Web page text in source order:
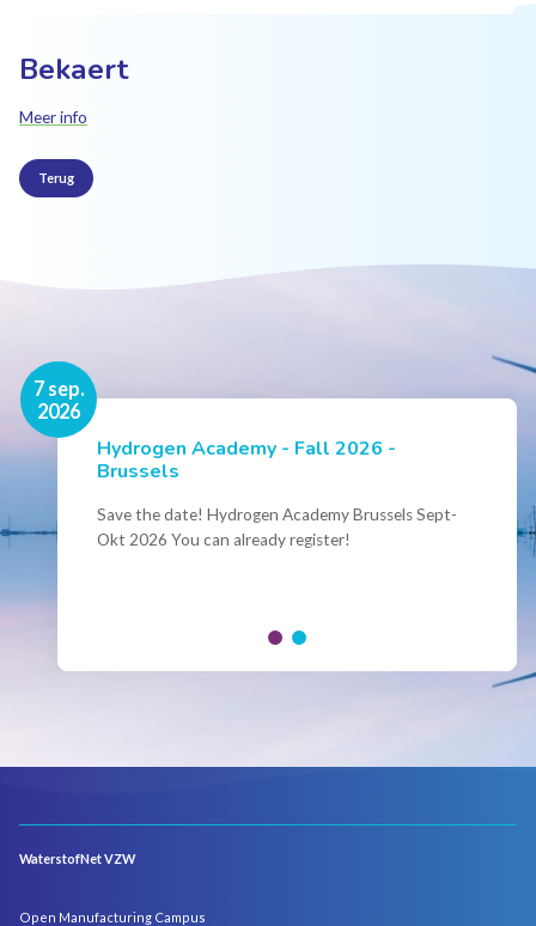
Bekaert
Meer info
Terug
7 sep.
2026
Hydrogen Academy - Fall 2026 -
Brussels
Save the date! Hydrogen Academy Brussels Sept-
Okt 2026 You can already register!
16 nov.
2026
Events
Conference Belgian Hydrogen Expertise
- Powering International Collaboration
Join us for the annual Conference of the Belgian
WaterstofNet VZW
Open Manufacturing Campus